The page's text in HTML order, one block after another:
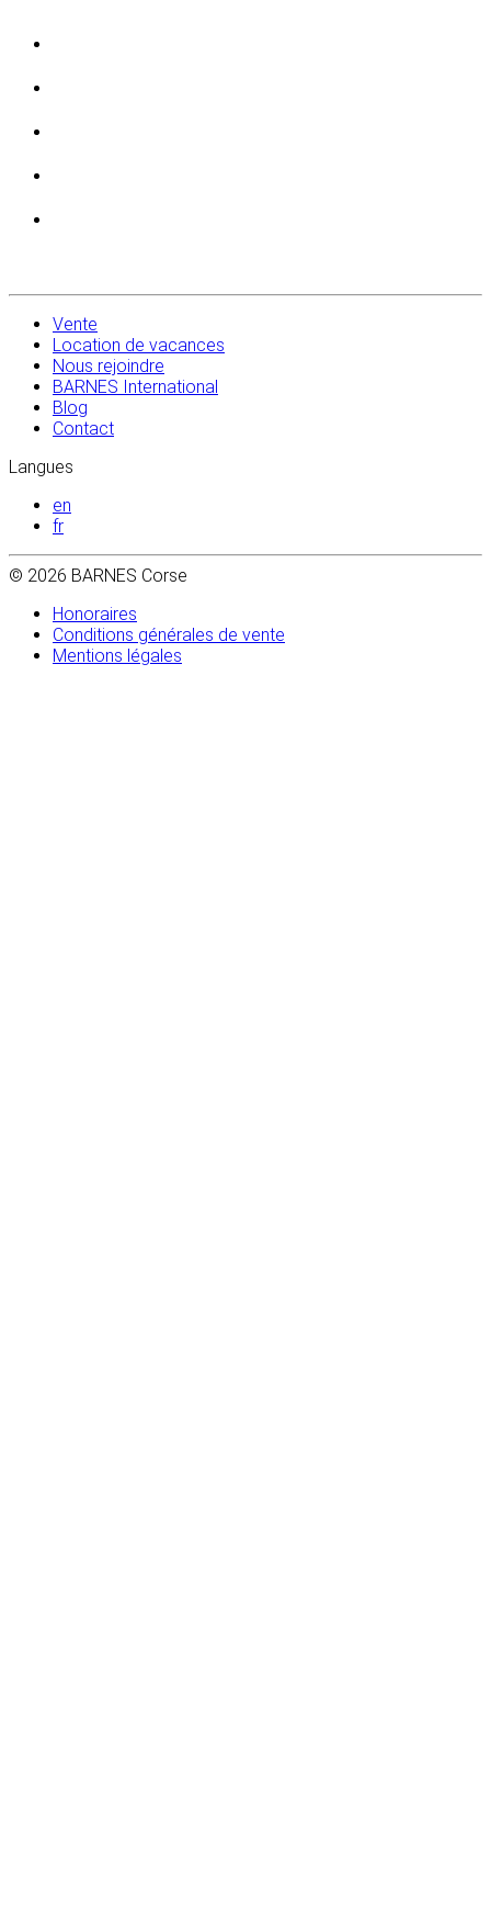
Vente
Location de vacances
Nous rejoindre
BARNES International
Blog
Contact
Langues
en
fr
© 2026 BARNES Corse
Honoraires
Conditions générales de vente
Mentions légales